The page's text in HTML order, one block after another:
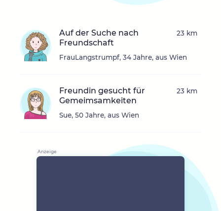
Auf der Suche nach
Freundschaft
FrauLangstrumpf, 34 Jahre, aus Wien
23 km
Freundin gesucht für
Gemeimsamkeiten
Sue, 50 Jahre, aus Wien
23 km